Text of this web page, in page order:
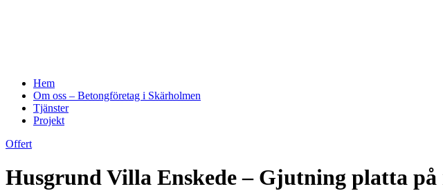
Hem
Om oss – Betongföretag i Skärholmen
Tjänster
Projekt
Offert
Husgrund Villa Enskede – Gjutning platta